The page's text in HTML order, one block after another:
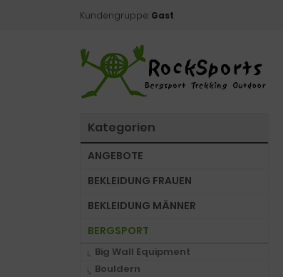
Kundengruppe: Gast
Kategorien
ANGEBOTE
BEKLEIDUNG FRAUEN
BEKLEIDUNG MÄNNER
BERGSPORT
Big Wall Equipment
Bouldern